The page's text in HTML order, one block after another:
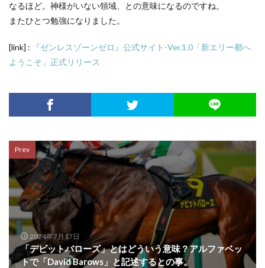
なるほど。神様がいない領域、との意味になるのですね。
またひとつ勉強になりました。
[link] :
『ゼンレスゾーンゼロ』公式サイト-Ver.1.0「新エリー都へ
ようこそ」正式リリース
Prev
2024年7月17日
「デビットバローズ」とはどういう意味？アルファベッ
トで「David Barows」と記述するとの事。